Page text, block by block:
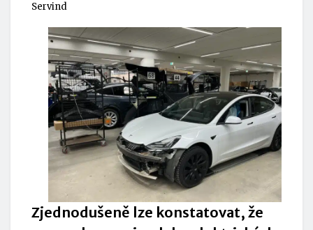
Servind
Zjednodušeně lze konstatovat, že